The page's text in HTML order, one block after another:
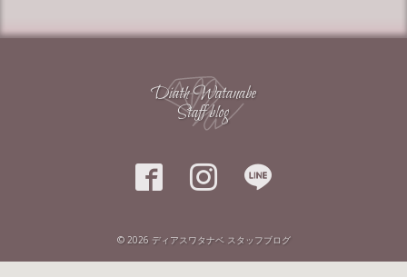
Diath Watanabe
Staff blog
  
© 2026 ディアスワタナベ スタッフブログ